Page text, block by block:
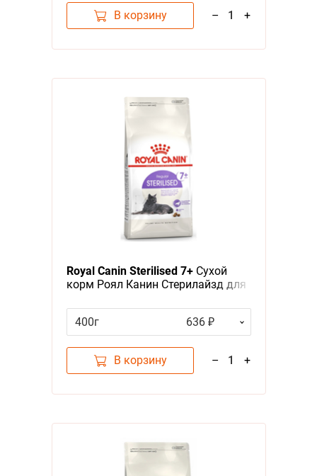
В корзину – 1 +
Royal Canin Sterilised 7+Сухой
корм Роял Канин Стерилайзд для
Стерилизованных кошек в
возрасте от 7 до 12 лет
400г 636 ₽
В корзину – 1 +